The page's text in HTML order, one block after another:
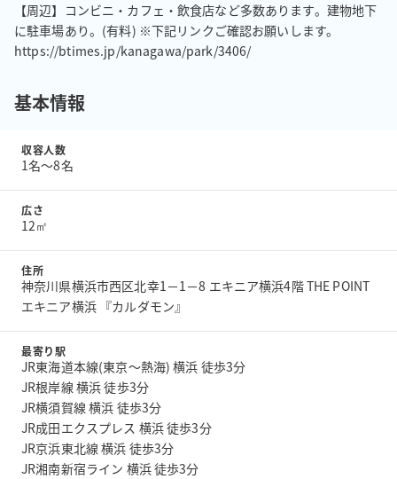
【周辺】コンビニ・カフェ・飲食店など多数あります。建物地下
に駐車場あり。(有料) ※下記リンクご確認お願いします。
https://btimes.jp/kanagawa/park/3406/
基本情報
収容人数
1名〜8名
広さ
12㎡
住所
神奈川県横浜市西区北幸1－1－8 エキニア横浜4階 THE POINT
エキニア横浜 『カルダモン』
最寄り駅
JR東海道本線(東京～熱海) 横浜 徒歩3分
JR根岸線 横浜 徒歩3分
JR横須賀線 横浜 徒歩3分
JR成田エクスプレス 横浜 徒歩3分
JR京浜東北線 横浜 徒歩3分
JR湘南新宿ライン 横浜 徒歩3分